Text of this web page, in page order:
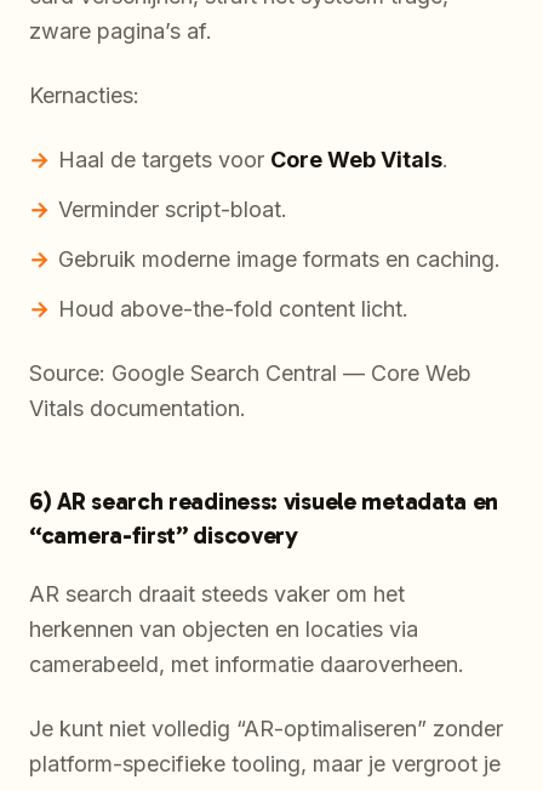
zware pagina’s af.
Kernacties:
Haal de targets voor Core Web Vitals.
Verminder script-bloat.
Gebruik moderne image formats en caching.
Houd above-the-fold content licht.
Source: Google Search Central — Core Web
Vitals documentation.
6) AR search readiness: visuele metadata en
“camera-first” discovery
AR search draait steeds vaker om het
herkennen van objecten en locaties via
camerabeeld, met informatie daaroverheen.
Je kunt niet volledig “AR-optimaliseren” zonder
platform-specifieke tooling, maar je vergroot je